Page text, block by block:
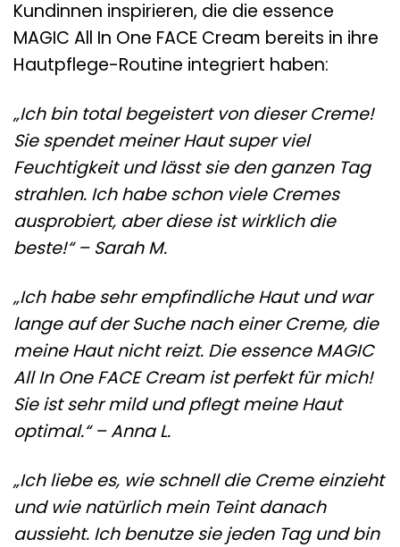
Kundinnen inspirieren, die die essence
MAGIC All In One FACE Cream bereits in ihre
Hautpflege-Routine integriert haben:
„Ich bin total begeistert von dieser Creme!
Sie spendet meiner Haut super viel
Feuchtigkeit und lässt sie den ganzen Tag
strahlen. Ich habe schon viele Cremes
ausprobiert, aber diese ist wirklich die
beste!“ – Sarah M.
„Ich habe sehr empfindliche Haut und war
lange auf der Suche nach einer Creme, die
meine Haut nicht reizt. Die essence MAGIC
All In One FACE Cream ist perfekt für mich!
Sie ist sehr mild und pflegt meine Haut
optimal.“ – Anna L.
„Ich liebe es, wie schnell die Creme einzieht
und wie natürlich mein Teint danach
aussieht. Ich benutze sie jeden Tag und bin